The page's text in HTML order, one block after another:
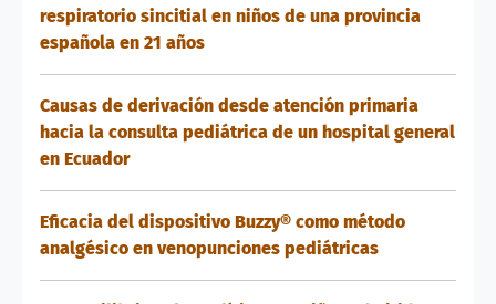
respiratorio sincitial en niños de una provincia
española en 21 años
Causas de derivación desde atención primaria
hacia la consulta pediátrica de un hospital general
en Ecuador
Eficacia del dispositivo Buzzy® como método
analgésico en venopunciones pediátricas